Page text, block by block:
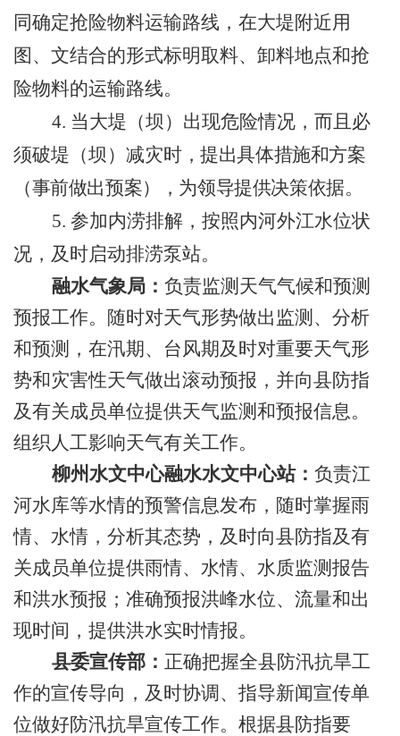
同确定抢险物料运输路线，在大堤附近用
图、文结合的形式标明取料、卸料地点和抢
险物料的运输路线。
4. 当大堤（坝）出现危险情况，而且必
须破堤（坝）减灾时，提出具体措施和方案
（事前做出预案），为领导提供决策依据。
5. 参加内涝排解，按照内河外江水位状
况，及时启动排涝泵站。
融水气象局： 负责监测天气气候和预测
预报工作。随时对天气形势做出监测、分析
和预测，在汛期、台风期及时对重要天气形
势和灾害性天气做出滚动预报，并向县防指
及有关成员单位提供天气监测和预报信息。
组织人工影响天气有关工作。
柳州水文中心融水水文中心站： 负责江
河水库等水情的预警信息发布，随时掌握雨
情、水情，分析其态势，及时向县防指及有
关成员单位提供雨情、水情、水质监测报告
和洪水预报；准确预报洪峰水位、流量和出
现时间，提供洪水实时情报。
县委宣传部： 正确把握全县防汛抗旱工
作的宣传导向，及时协调、指导新闻宣传单
位做好防汛抗旱宣传工作。根据县防指要